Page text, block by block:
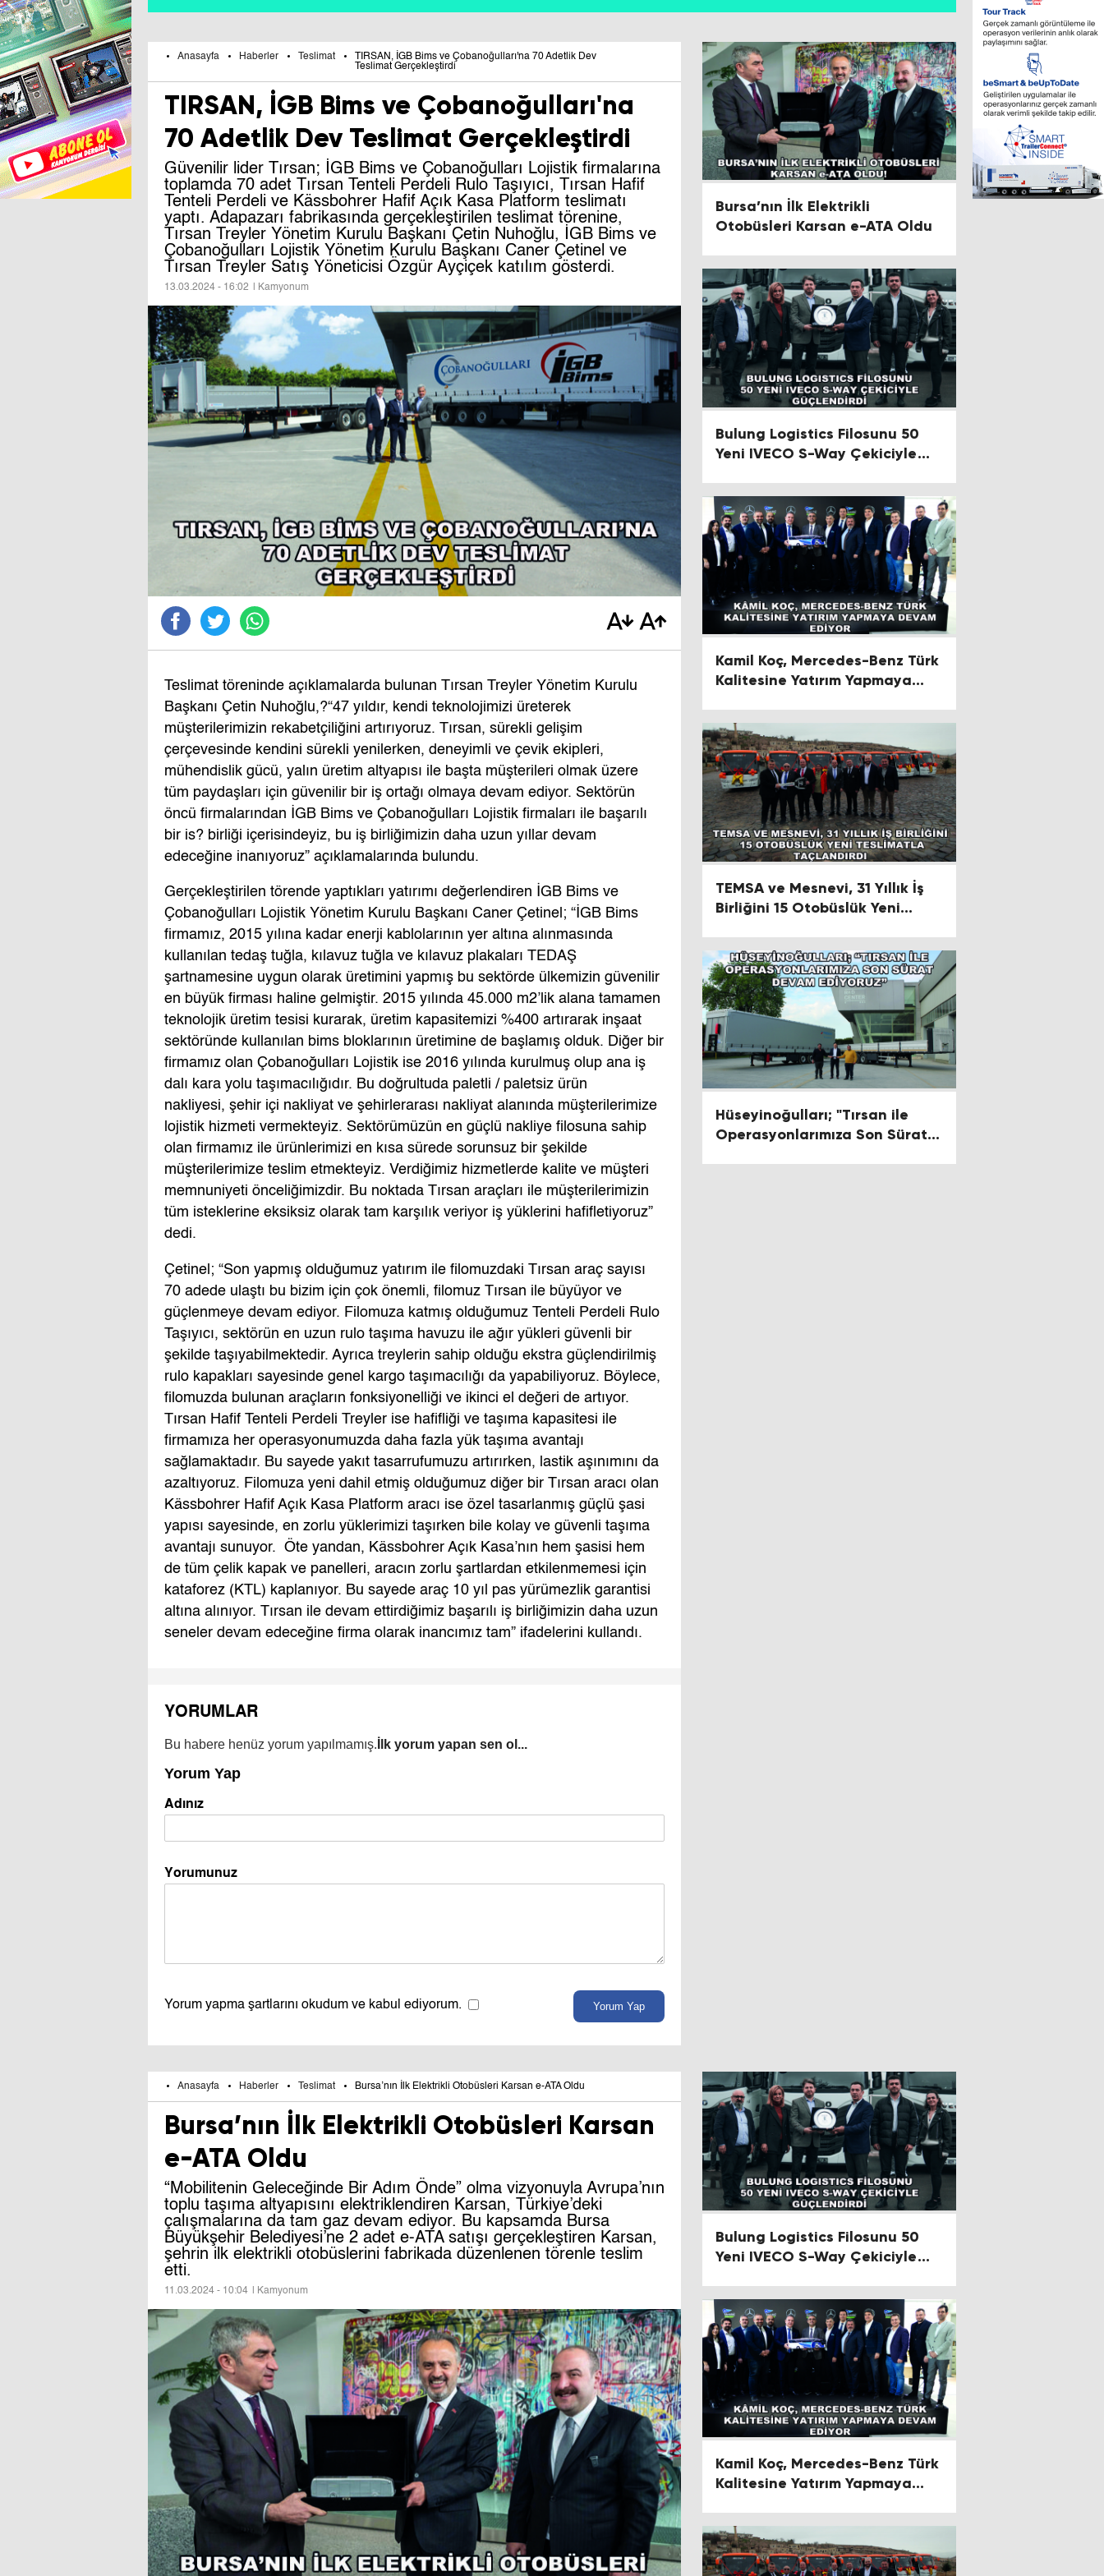
Anasayfa Haberler Teslimat
TIRSAN, İGB Bims ve Çobanoğulları'na 70 Adetlik Dev
Teslimat Gerçekleştirdi
TIRSAN, İGB Bims ve Çobanoğulları'na
70 Adetlik Dev Teslimat Gerçekleştirdi
Güvenilir lider Tırsan; İGB Bims ve Çobanoğulları Lojistik firmalarına
toplamda 70 adet Tırsan Tenteli Perdeli Rulo Taşıyıcı, Tırsan Hafif
Tenteli Perdeli ve Kässbohrer Hafif Açık Kasa Platform teslimatı
yaptı. Adapazarı fabrikasında gerçekleştirilen teslimat törenine,
Tırsan Treyler Yönetim Kurulu Başkanı Çetin Nuhoğlu, İGB Bims ve
Çobanoğulları Lojistik Yönetim Kurulu Başkanı Caner Çetinel ve
Tırsan Treyler Satış Yöneticisi Özgür Ayçiçek katılım gösterdi.
13.03.2024 - 16:02 | Kamyonum
Teslimat töreninde açıklamalarda bulunan Tırsan Treyler Yönetim Kurulu
Başkanı Çetin Nuhoğlu,?“47 yıldır, kendi teknolojimizi üreterek
müşterilerimizin rekabetçiliğini artırıyoruz. Tırsan, sürekli gelişim
çerçevesinde kendini sürekli yenilerken, deneyimli ve çevik ekipleri,
mühendislik gücü, yalın üretim altyapısı ile başta müşterileri olmak üzere
tüm paydaşları için güvenilir bir iş ortağı olmaya devam ediyor. Sektörün
öncü firmalarından İGB Bims ve Çobanoğulları Lojistik firmaları ile başarılı
bir is? birliği içerisindeyiz, bu iş birliğimizin daha uzun yıllar devam
edeceğine inanıyoruz” açıklamalarında bulundu.
Gerçekleştirilen törende yaptıkları yatırımı değerlendiren İGB Bims ve
Çobanoğulları Lojistik Yönetim Kurulu Başkanı Caner Çetinel; “İGB Bims
firmamız, 2015 yılına kadar enerji kablolarının yer altına alınmasında
kullanılan tedaş tuğla, kılavuz tuğla ve kılavuz plakaları TEDAŞ
şartnamesine uygun olarak üretimini yapmış bu sektörde ülkemizin güvenilir
en büyük firması haline gelmiştir. 2015 yılında 45.000 m2’lik alana tamamen
teknolojik üretim tesisi kurarak, üretim kapasitemizi %400 artırarak inşaat
sektöründe kullanılan bims bloklarının üretimine de başlamış olduk. Diğer bir
firmamız olan Çobanoğulları Lojistik ise 2016 yılında kurulmuş olup ana iş
dalı kara yolu taşımacılığıdır. Bu doğrultuda paletli / paletsiz ürün
nakliyesi, şehir içi nakliyat ve şehirlerarası nakliyat alanında müşterilerimize
lojistik hizmeti vermekteyiz. Sektörümüzün en güçlü nakliye filosuna sahip
olan firmamız ile ürünlerimizi en kısa sürede sorunsuz bir şekilde
müşterilerimize teslim etmekteyiz. Verdiğimiz hizmetlerde kalite ve müşteri
memnuniyeti önceliğimizdir. Bu noktada Tırsan araçları ile müşterilerimizin
tüm isteklerine eksiksiz olarak tam karşılık veriyor iş yüklerini hafifletiyoruz”
dedi.
Çetinel; “Son yapmış olduğumuz yatırım ile filomuzdaki Tırsan araç sayısı
70 adede ulaştı bu bizim için çok önemli, filomuz Tırsan ile büyüyor ve
güçlenmeye devam ediyor. Filomuza katmış olduğumuz Tenteli Perdeli Rulo
Taşıyıcı, sektörün en uzun rulo taşıma havuzu ile ağır yükleri güvenli bir
şekilde taşıyabilmektedir. Ayrıca treylerin sahip olduğu ekstra güçlendirilmiş
rulo kapakları sayesinde genel kargo taşımacılığı da yapabiliyoruz. Böylece,
filomuzda bulunan araçların fonksiyonelliği ve ikinci el değeri de artıyor.
Tırsan Hafif Tenteli Perdeli Treyler ise hafifliği ve taşıma kapasitesi ile
firmamıza her operasyonumuzda daha fazla yük taşıma avantajı
sağlamaktadır. Bu sayede yakıt tasarrufumuzu artırırken, lastik aşınımını da
azaltıyoruz. Filomuza yeni dahil etmiş olduğumuz diğer bir Tırsan aracı olan
Kässbohrer Hafif Açık Kasa Platform aracı ise özel tasarlanmış güçlü şasi
yapısı sayesinde, en zorlu yüklerimizi taşırken bile kolay ve güvenli taşıma
avantajı sunuyor. Öte yandan, Kässbohrer Açık Kasa’nın hem şasisi hem
de tüm çelik kapak ve panelleri, aracın zorlu şartlardan etkilenmemesi için
kataforez (KTL) kaplanıyor. Bu sayede araç 10 yıl pas yürümezlik garantisi
altına alınıyor. Tırsan ile devam ettirdiğimiz başarılı iş birliğimizin daha uzun
seneler devam edeceğine firma olarak inancımız tam” ifadelerini kullandı.
YORUMLAR
Bu habere henüz yorum yapılmamış. İlk yorum yapan sen ol...
Yorum Yap
Adınız
Yorumunuz
Yorum yapma şartlarını okudum ve kabul ediyorum. Yorum Yap
Bursa’nın İlk Elektrikli
Otobüsleri Karsan e-ATA Oldu
Bulung Logistics Filosunu 50
Yeni IVECO S-Way Çekiciyle
Kamil Koç, Mercedes-Benz Türk
Kalitesine Yatırım Yapmaya
TEMSA ve Mesnevi, 31 Yıllık İş
Birliğini 15 Otobüslük Yeni
Hüseyinoğulları; "Tırsan ile
Operasyonlarımıza Son Sürat
Anasayfa Haberler Teslimat Bursa’nın İlk Elektrikli Otobüsleri Karsan e-ATA Oldu
Bursa’nın İlk Elektrikli Otobüsleri Karsan
e-ATA Oldu
“Mobilitenin Geleceğinde Bir Adım Önde” olma vizyonuyla Avrupa’nın
toplu taşıma altyapısını elektriklendiren Karsan, Türkiye’deki
çalışmalarına da tam gaz devam ediyor. Bu kapsamda Bursa
Büyükşehir Belediyesi’ne 2 adet e-ATA satışı gerçekleştiren Karsan,
şehrin ilk elektrikli otobüslerini fabrikada düzenlenen törenle teslim
etti.
11.03.2024 - 10:04 | Kamyonum
Bulung Logistics Filosunu 50
Yeni IVECO S-Way Çekiciyle
Kamil Koç, Mercedes-Benz Türk
Kalitesine Yatırım Yapmaya